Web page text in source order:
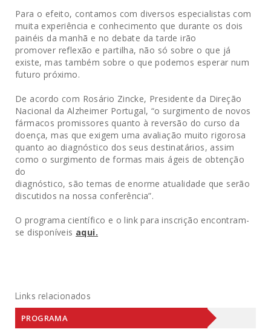
Para o efeito, contamos com diversos especialistas com
muita experiência e conhecimento que durante os dois
painéis da manhã e no debate da tarde irão
promover reflexão e partilha, não só sobre o que já
existe, mas também sobre o que podemos esperar num
futuro próximo.
De acordo com Rosário Zincke, Presidente da Direção
Nacional da Alzheimer Portugal, “o surgimento de novos
fármacos promissores quanto à reversão do curso da
doença, mas que exigem uma avaliação muito rigorosa
quanto ao diagnóstico dos seus destinatários, assim
como o surgimento de formas mais ágeis de obtenção
do
diagnóstico, são temas de enorme atualidade que serão
discutidos na nossa conferência”.
O programa científico e o link para inscrição encontram-
se disponíveis aqui.
Links relacionados
PROGRAMA